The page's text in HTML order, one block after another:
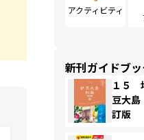
アクティビティ
新刊ガイドブ
１５
豆大
訂版